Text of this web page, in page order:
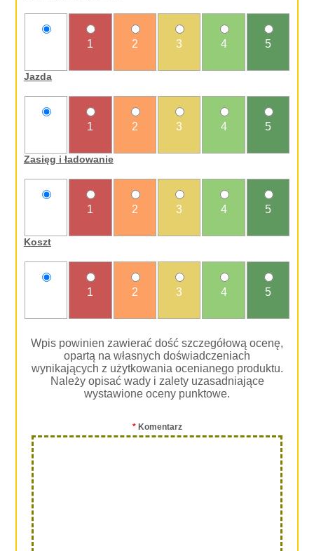
1 2 3 4 5
Jazda
1 2 3 4 5
Zasięg i ładowanie
1 2 3 4 5
Koszt
1 2 3 4 5
Wpis powinien zawierać dość szczegółową ocenę,
opartą na własnych doświadczeniach
wynikających z użytkowania ocenianego produktu.
Należy opisać wady i zalety uzasadniające
wystawione oceny punktowe.
*Komentarz